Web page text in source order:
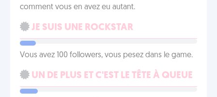
comment vous en avez eu autant.
JE SUIS UNE ROCKSTAR
Vous avez 100 followers, vous pesez dans le game.
UN DE PLUS ET C'EST LE TÊTE À QUEUE